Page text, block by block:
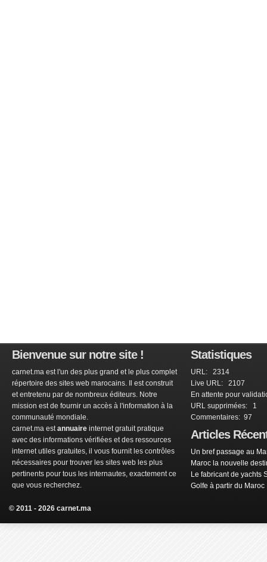
Bienvenue sur notre site !
carnet.ma est l'un des plus grand et le plus complet
répertoire des sites web marocains. Il est construit
et entretenu par de nombreux éditeurs. Notre
mission est de fournir un accès à l'information à la
communauté mondiale.
carnet.ma estannuaire internet gratuit pratique
avec des informations vérifiées et des ressources
internet utiles gratuites, il vous fournit les contrôles
nécessaires pour trouver les sites web les plus
pertinents pour tous les internautes, exactement ce
que vous recherchez.
Statistiques
URL: 2314
Live URL: 2107
En attente pour
URL supprimées: 1
Commentaires: 97
Articles
Un bref passage au
Maroc la nouvelle
Le fabricant de yachts
Golfe à partir du Maroc
© 2011 - 2026 carnet.ma